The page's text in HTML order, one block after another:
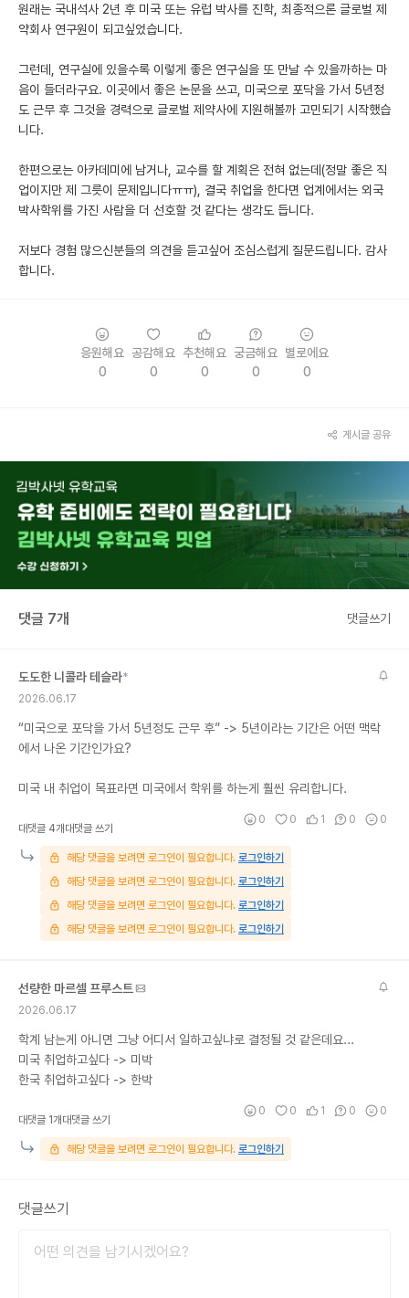
원래는 국내석사 2년 후 미국 또는 유럽 박사를 진학, 최종적으론 글로벌 제
약회사 연구원이 되고싶었습니다.
그런데, 연구실에 있을수록 이렇게 좋은 연구실을 또 만날 수 있을까하는 마
음이 들더라구요. 이곳에서 좋은 논문을 쓰고, 미국으로 포닥을 가서 5년정
도 근무 후 그것을 경력으로 글로벌 제약사에 지원해볼까 고민되기 시작했습
니다.
한편으로는 아카데미에 남거나, 교수를 할 계획은 전혀 없는데(정말 좋은 직
업이지만 제 그릇이 문제입니다ㅠㅠ), 결국 취업을 한다면 업계에서는 외국
박사학위를 가진 사람을 더 선호할 것 같다는 생각도 듭니다.
저보다 경험 많으신분들의 의견을 듣고싶어 조심스럽게 질문드립니다. 감사
합니다.
응원해요
0
공감해요
0
추천해요
0
궁금해요
0
별로에요
0
게시글 공유
댓글 7개 댓글쓰기
도도한 니콜라 테슬라*
2026.06.17
“미국으로 포닥을 가서 5년정도 근무 후” -> 5년이라는 기간은 어떤 맥락
에서 나온 기간인가요?
미국 내 취업이 목표라면 미국에서 학위를 하는게 훨씬 유리합니다.
대댓글 4개대댓글 쓰기
0 0 1 0 0
해당 댓글을 보려면 로그인이 필요합니다. 로그인하기
해당 댓글을 보려면 로그인이 필요합니다. 로그인하기
해당 댓글을 보려면 로그인이 필요합니다. 로그인하기
해당 댓글을 보려면 로그인이 필요합니다. 로그인하기
선량한 마르셀 프루스트
2026.06.17
학계 남는게 아니면 그냥 어디서 일하고싶냐로 결정될 것 같은데요...
미국 취업하고싶다 -> 미박
한국 취업하고싶다 -> 한박
대댓글 1개대댓글 쓰기
0 0 1 0 0
해당 댓글을 보려면 로그인이 필요합니다. 로그인하기
댓글쓰기